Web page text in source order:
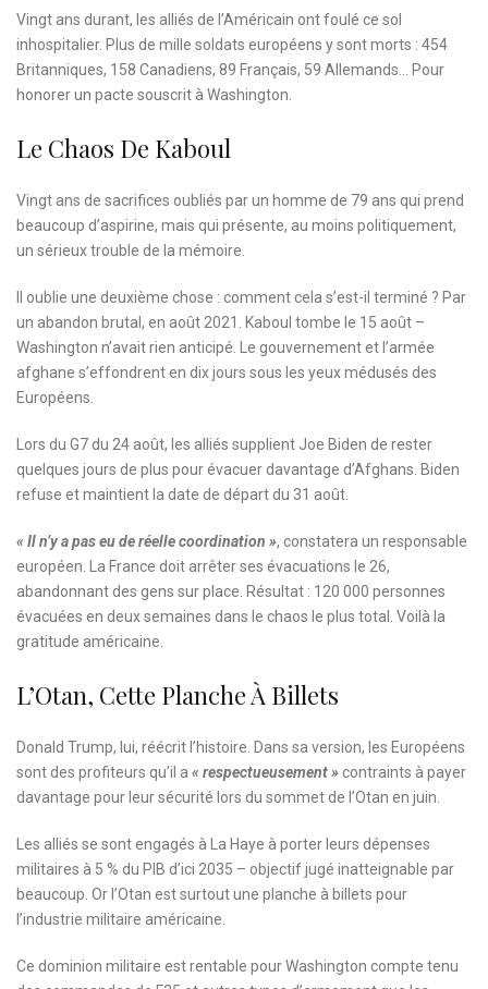
Vingt ans durant, les alliés de l’Américain ont foulé ce sol
inhospitalier. Plus de mille soldats européens y sont morts : 454
Britanniques, 158 Canadiens, 89 Français, 59 Allemands… Pour
honorer un pacte souscrit à Washington.
Le Chaos De Kaboul
Vingt ans de sacrifices oubliés par un homme de 79 ans qui prend
beaucoup d’aspirine, mais qui présente, au moins politiquement,
un sérieux trouble de la mémoire.
Il oublie une deuxième chose : comment cela s’est-il terminé ? Par
un abandon brutal, en août 2021. Kaboul tombe le 15 août –
Washington n’avait rien anticipé. Le gouvernement et l’armée
afghane s’effondrent en dix jours sous les yeux médusés des
Européens.
Lors du G7 du 24 août, les alliés supplient Joe Biden de rester
quelques jours de plus pour évacuer davantage d’Afghans. Biden
refuse et maintient la date de départ du 31 août.
« Il n’y a pas eu de réelle coordination », constatera un responsable
européen. La France doit arrêter ses évacuations le 26,
abandonnant des gens sur place. Résultat : 120 000 personnes
évacuées en deux semaines dans le chaos le plus total. Voilà la
gratitude américaine.
L’Otan, Cette Planche À Billets
Donald Trump, lui, réécrit l’histoire. Dans sa version, les Européens
sont des profiteurs qu’il a « respectueusement »contraints à payer
davantage pour leur sécurité lors du sommet de l’Otan en juin.
Les alliés se sont engagés à La Haye à porter leurs dépenses
militaires à 5 % du PIB d’ici 2035 – objectif jugé inatteignable par
beaucoup. Or l’Otan est surtout une planche à billets pour
l’industrie militaire américaine.
Ce dominion militaire est rentable pour Washington compte tenu